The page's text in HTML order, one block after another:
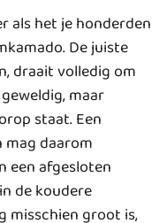
als het je honderden
De juiste
draait volledig om
maar
staat. Een
daarom
een afgesloten
de koudere
misschien groot is,